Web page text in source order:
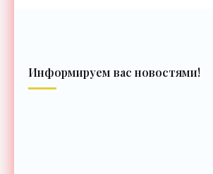
Информируем вас новостями!